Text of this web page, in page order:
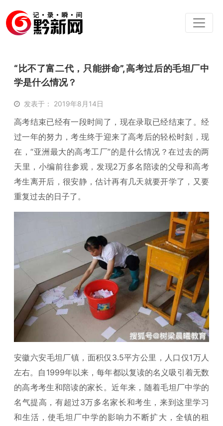
“比不了富二代，只能拼命”,高考过后的毛坦厂中
学是什么情况？
发表于： 2019年8月14日
高考结束已经有一段时间了，现在录取已经结束了。经
过一年的努力，考生终于迎来了高考后的轻松时刻，现
在，“亚洲最大的高考工厂”的是什么情况？在过去的两
天里，小编前往参观，发现2万多名陪读的父母和高考
考生离开后，很安静，估计再有几天就要开学了，又要
重复过去的日子了。
安徽六安毛坦厂镇，面积仅3.5平方公里，人口仅1万人
左右。自1999年以来，每年都以复读的名义吸引着无数
的高考考生和陪读的家长。近年来，随着毛坦厂中学的
名气提高，有超过3万多名家长和考生，来到这里学习
和生活，使毛坦厂中学的影响力不断扩大，全镇的租